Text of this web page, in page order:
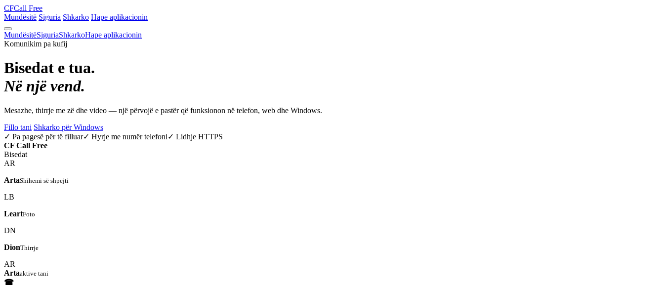
CFCall Free
Mundësitë Siguria Shkarko Hape aplikacionin
MundësitëSiguriaShkarkoHape aplikacionin
Komunikim pa kufij
Bisedat e tua.
Në një vend.
Mesazhe, thirrje me zë dhe video — një përvojë e pastër që funksionon në telefon, web dhe Windows.
Fillo tani Shkarko për Windows
✓ Pa pagesë për të filluar✓ Hyrje me numër telefoni✓ Lidhje HTTPS
CF Call Free
Bisedat
AR
ArtaShihemi së shpejti
LB
LeartFoto
DN
DionThirrje
AR
Artaaktive tani
☎